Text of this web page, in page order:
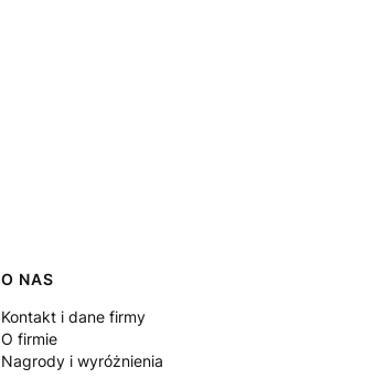
O NAS
Kontakt i dane firmy
O firmie
Nagrody i wyróżnienia